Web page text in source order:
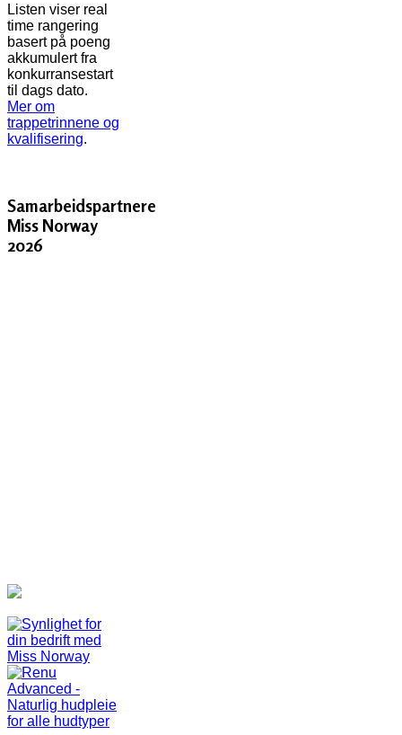
Listen viser real
time rangering
basert på poeng
akkumulert fra
konkurransestart
til dags dato.
Mer om
trappetrinnene og
kvalifisering.
Samarbeidspartnere
Miss Norway
2026